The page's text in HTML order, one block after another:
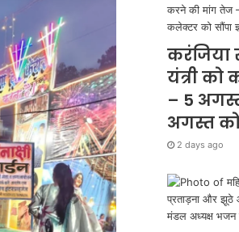
यंत्री को
– 5
अगस्त
2 days ago